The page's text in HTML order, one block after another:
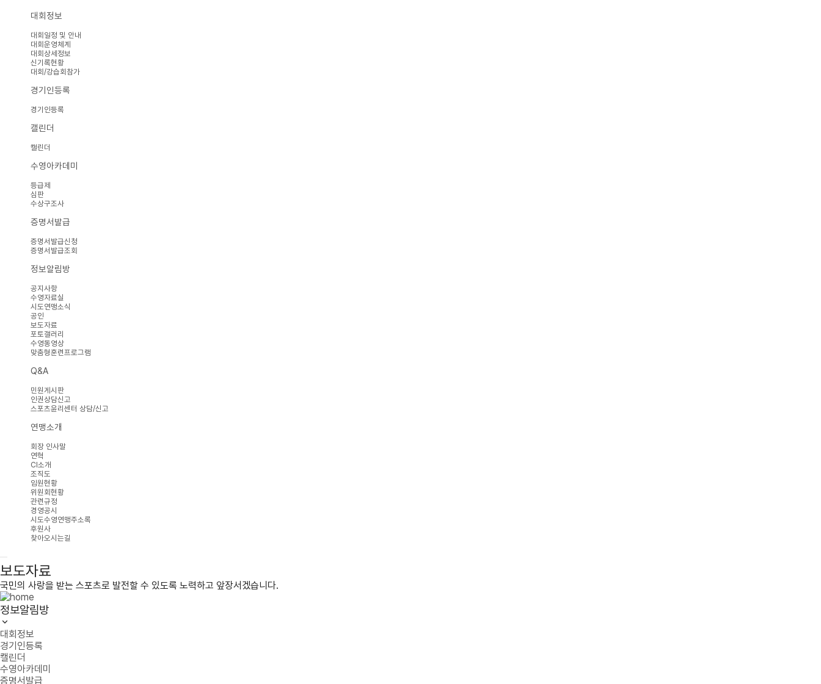
대회정보
대회일정 및 안내
대회운영체계
대회상세정보
신기록현황
대회/강습회참가
경기인등록
경기인등록
캘린더
캘린더
수영아카데미
등급제
심판
수상구조사
증명서발급
증명서발급신청
증명서발급조회
정보알림방
공지사항
수영자료실
시도연맹소식
공인
보도자료
포토갤러리
수영동영상
맞춤형훈련프로그램
Q&A
민원게시판
인권상담신고
스포츠윤리센터 상담/신고
연맹소개
회장 인사말
연혁
CI소개
조직도
임원현황
위원회현황
관련규정
경영공시
시도수영연맹주소록
후원사
찾아오시는길
보도자료
국민의 사랑을 받는 스포츠로 발전할 수 있도록 노력하고 앞장서겠습니다.
정보알림방
대회정보
경기인등록
캘린더
수영아카데미
증명서발급